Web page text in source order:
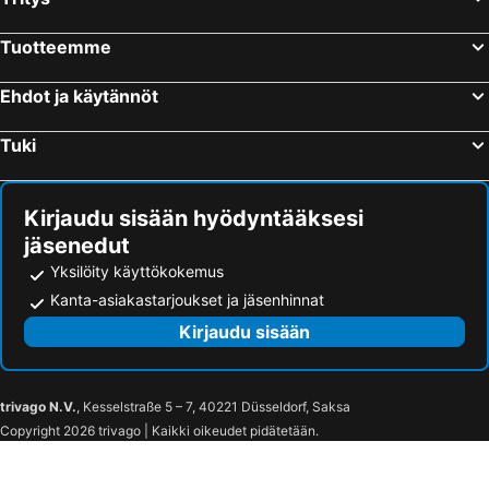
Tuotteemme
Ehdot ja käytännöt
Tuki
Kirjaudu sisään hyödyntääksesi
jäsenedut
Yksilöity käyttökokemus
Kanta-asiakastarjoukset ja jäsenhinnat
Kirjaudu sisään
trivago N.V., Kesselstraße 5 – 7, 40221 Düsseldorf, Saksa
Copyright 2026 trivago | Kaikki oikeudet pidätetään.